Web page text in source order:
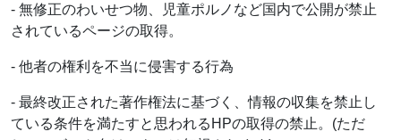
- 無修正のわいせつ物、児童ポルノなど国内で公開が禁止
されているページの取得。
- 他者の権利を不当に侵害する行為
- 最終改正された著作権法に基づく、情報の収集を禁止し
ている条件を満たすと思われるHPの取得の禁止。(ただ